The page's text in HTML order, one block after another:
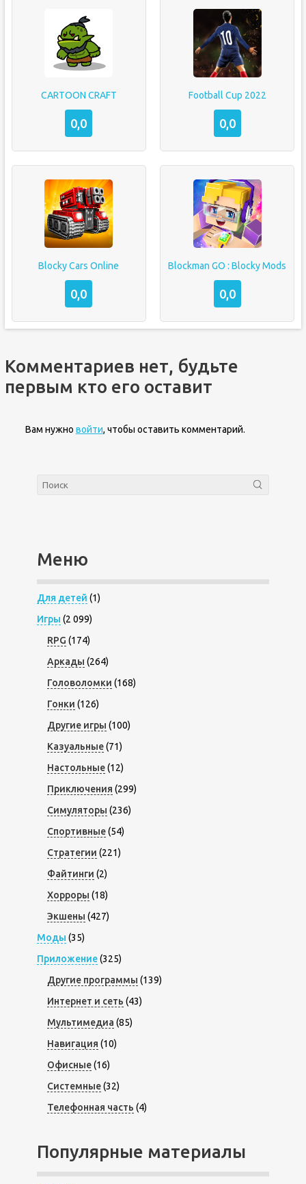
CARTOON CRAFT
0,0
Football Cup 2022
0,0
Blocky Cars Online
0,0
Blockman GO : Blocky Mods
0,0
Комментариев нет, будьте
первым кто его оставит
Вам нужно войти, чтобы оставить комментарий.
Меню
Для детей (1)
Игры (2 099)
RPG (174)
Аркады (264)
Головоломки (168)
Гонки (126)
Другие игры (100)
Казуальные(71)
Настольные(12)
Приключения (299)
Симуляторы (236)
Спортивные(54)
Стратегии (221)
Файтинги (2)
Хорроры (18)
Экшены (427)
Моды (35)
Приложение(325)
Другие программы (139)
Интернет и сеть (43)
Мультимедиа (85)
Навигация (10)
Офисные(16)
Системные(32)
Телефонная часть (4)
Популярные материалы